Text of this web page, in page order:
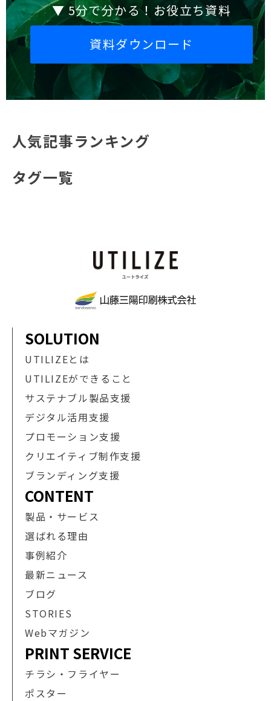
▼ 5分で分かる！お役立ち資料
資料ダウンロード
人気記事ランキング
タグ一覧
SOLUTION
UTILIZEとは
UTILIZEができること
サステナブル製品支援
デジタル活用支援
プロモーション支援
クリエイティブ制作支援
ブランディング支援
CONTENT
製品・サービス
選ばれる理由
事例紹介
最新ニュース
ブログ
STORIES
Webマガジン
PRINT SERVICE
チラシ・フライヤー
ポスター